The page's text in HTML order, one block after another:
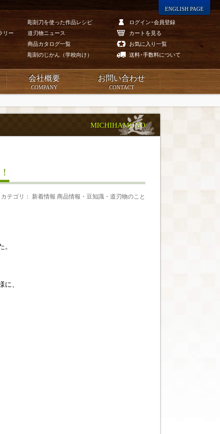
リー
彫刻刀を使った作品レシピ
道刃物ニュース
商品カタログ一覧
彫刻のじかん（学校向け）
ログイン･会員登録
カートを見る
お気に入り一覧
送料･手数料について
ENGLISH PAGE
会社概要
COMPANY
お問い合わせ
CONTACT
MICHIHAMONO
カテゴリ： 新着情報 商品情報・豆知識・道刃物のこと
。
に、